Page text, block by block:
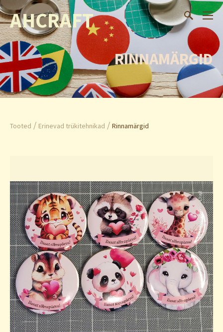
AHCRAFT
RINNAMÄRGID
Tooted / Erinevad trükitehnikad / Rinnamärgid